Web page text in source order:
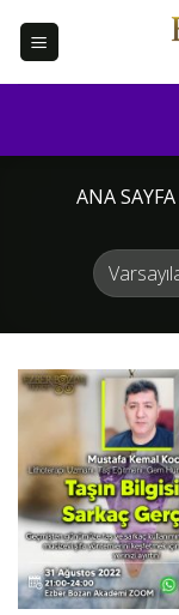
ANA SAYFA